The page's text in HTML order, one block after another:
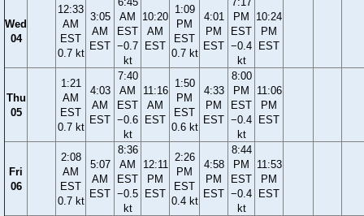
Wed
04
12:33
AM
EST
0.7 kt
3:05
AM
EST
AM
EST
−0.7
kt
10:20
AM
EST
1:09
PM
EST
0.7 kt
4:01
PM
EST
PM
EST
−0.4
kt
10:24
PM
EST
Thu
05
1:21
AM
EST
0.7 kt
4:03
AM
EST
7:40
AM
EST
−0.6
kt
11:16
AM
EST
1:50
PM
EST
0.6 kt
4:33
PM
EST
8:00
PM
EST
−0.4
kt
11:06
PM
EST
Fri
06
2:08
AM
EST
0.7 kt
5:07
AM
EST
8:36
AM
EST
−0.5
kt
12:11
PM
EST
2:26
PM
EST
0.4 kt
4:58
PM
EST
8:44
PM
EST
−0.4
kt
11:53
PM
EST